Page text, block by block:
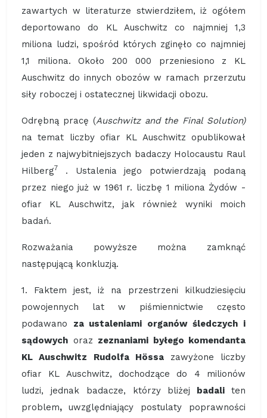
zawartych w literaturze stwierdziłem, iż ogółem
deportowano do KL Auschwitz co najmniej 1,3
miliona ludzi, spośród których zginęło co najmniej
1,1 miliona. Około 200 000 przeniesiono z KL
Auschwitz do innych obozów w ramach przerzutu
siły roboczej i ostatecznej likwidacji obozu.
Odrębną pracę (Auschwitz and the Final Solution)
na temat liczby ofiar KL Auschwitz opublikował
jeden z najwybitniejszych badaczy Holocaustu Raul
Hilberg7
. Ustalenia jego potwierdzają podaną
przez niego już w 1961 r. liczbę 1 miliona Żydów -
ofiar KL Auschwitz, jak również wyniki moich
badań.
Rozważania powyższe można zamknąć
następującą konkluzją.
1. Faktem jest, iż na przestrzeni kilkudziesięciu
powojennych lat w piśmiennictwie często
podawano za ustaleniami organów śledczych i
sądowych oraz zeznaniami byłego komendanta
KL Auschwitz Rudolfa Hössa zawyżone liczby
ofiar KL Auschwitz, dochodzące do 4 milionów
ludzi, jednak badacze, którzy bliżej badaliten
problem, uwzględniający postulaty poprawności